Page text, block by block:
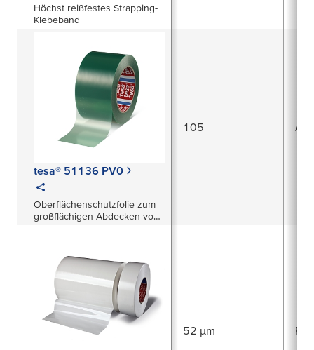
Höchst reißfestes Strapping-
Klebeband
tesa® 51136 PV0
Oberflächenschutzfolie zum
großflächigen Abdecken von
105
52 µm PIB